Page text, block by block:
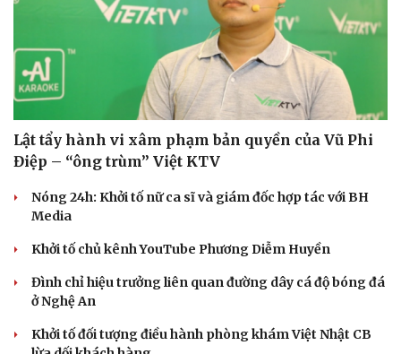
Văn hóa
Giải trí
Lật tẩy hành vi xâm phạm bản quyền của Vũ Phi
Điệp – “ông trùm” Việt KTV
Nóng 24h: Khởi tố nữ ca sĩ và giám đốc hợp tác với BH
Media
Khởi tố chủ kênh YouTube Phương Diễm Huyền
Đình chỉ hiệu trưởng liên quan đường dây cá độ bóng đá
ở Nghệ An
Khởi tố đối tượng điều hành phòng khám Việt Nhật CB